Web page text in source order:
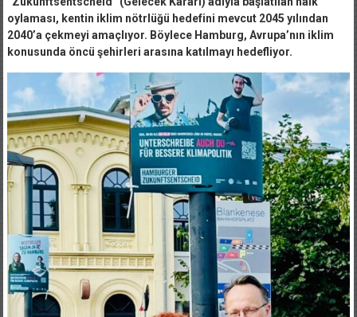
oylaması, kentin iklim nötrlüğü hedefini mevcut 2045 yılından
2040’a çekmeyi amaçlıyor. Böylece Hamburg, Avrupa’nın iklim
konusunda öncü şehirleri arasına katılmayı hedefliyor.